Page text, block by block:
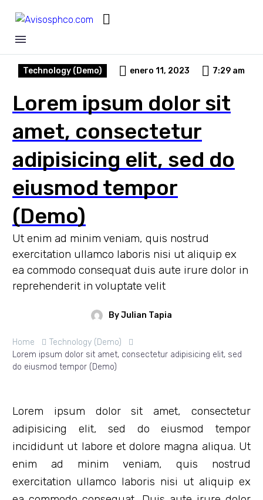
Technology (Demo) enero 11, 2023 7:29 am
Lorem ipsum dolor sit
amet, consectetur
adipisicing elit, sed do
eiusmod tempor
(Demo)
Ut enim ad minim veniam, quis nostrud
exercitation ullamco laboris nisi ut aliquip ex
ea commodo consequat duis aute irure dolor in
reprehenderit in voluptate velit
By Julian Tapia
Home
Technology (Demo)
Lorem ipsum dolor sit amet, consectetur adipisicing elit, sed
do eiusmod tempor (Demo)
Lorem ipsum dolor sit amet, consectetur
adipisicing elit, sed do eiusmod tempor
incididunt ut labore et dolore magna aliqua. Ut
enim ad minim veniam, quis nostrud
exercitation ullamco laboris nisi ut aliquip ex